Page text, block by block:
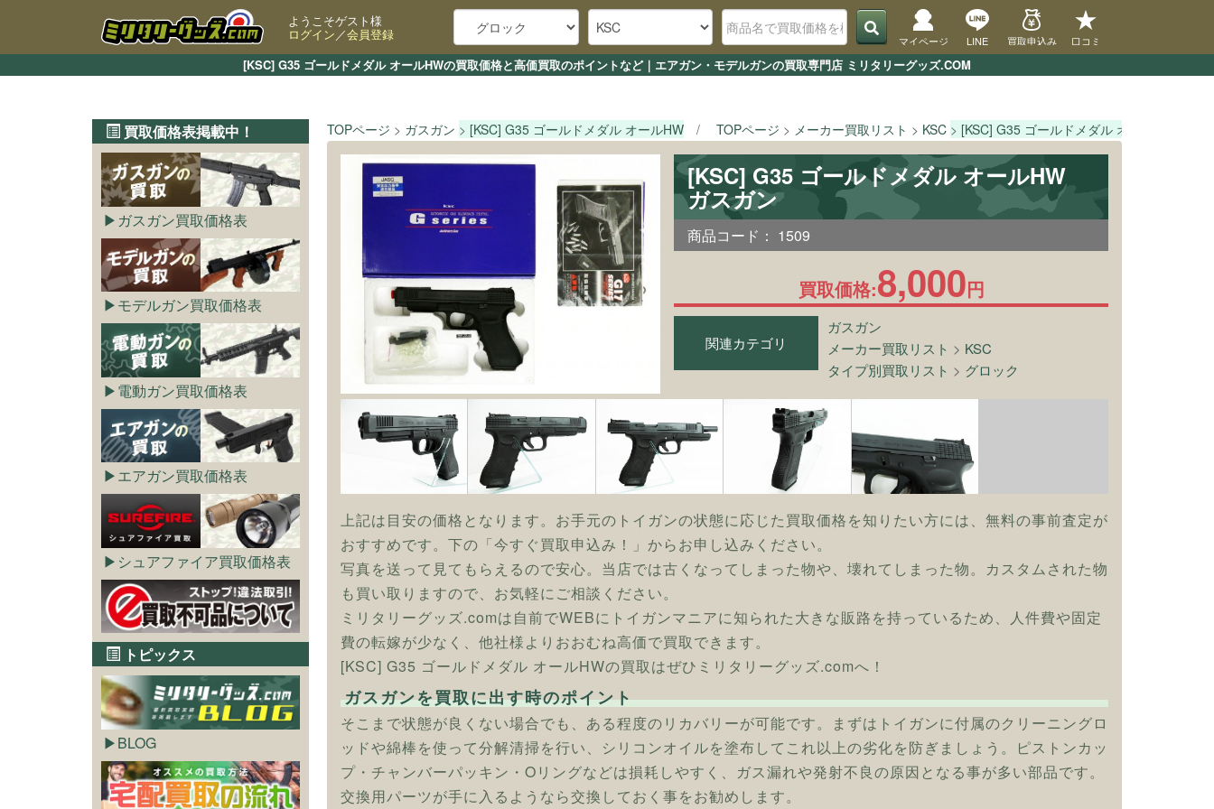
[KSC] G35 ゴールドメダル オールHWの買取価格と高価買取のポイントなど｜エアガン・モデルガンの買取専門店 ミリタリーグッズ.COM
ようこそゲスト様
ログイン／会員登録 マイページ LINE 買取申込み 口コミ
TOPページ ガスガン [KSC] G35 ゴールドメダル オールHW TOPページ メーカー買取リスト KSC [KSC] G35 ゴールドメダル オールHW
[KSC] G35 ゴールドメダル オールHW
ガスガン
商品コード： 1509
買取価格:8,000円
関連カテゴリ
ガスガン
メーカー買取リスト > KSC
タイプ別買取リスト > グロック
上記は目安の価格となります。お手元のトイガンの状態に応じた買取価格を知りたい方には、無料の事前査定が
おすすめです。下の「今すぐ買取申込み！」からお申し込みください。
写真を送って見てもらえるので安心。当店では古くなってしまった物や、壊れてしまった物。カスタムされた物
も買い取りますので、お気軽にご相談ください。
ミリタリーグッズ.comは自前でWEBにトイガンマニアに知られた大きな販路を持っているため、人件費や固定
費の転嫁が少なく、他社様よりおおむね高価で買取できます。
[KSC] G35 ゴールドメダル オールHWの買取はぜひミリタリーグッズ.comへ！
ガスガンを買取に出す時のポイント
そこまで状態が良くない場合でも、ある程度のリカバリーが可能です。まずはトイガンに付属のクリーニングロ
ッドや綿棒を使って分解清掃を行い、シリコンオイルを塗布してこれ以上の劣化を防ぎましょう。ピストンカッ
プ・チャンバーパッキン・Oリングなどは損耗しやすく、ガス漏れや発射不良の原因となる事が多い部品です。
交換用パーツが手に入るようなら交換しておく事をお勧めします。
買取価格表掲載中！
ガスガン買取価格表
モデルガン買取価格表
電動ガン買取価格表
エアガン買取価格表
シュアファイア買取価格表
トピックス
BLOG